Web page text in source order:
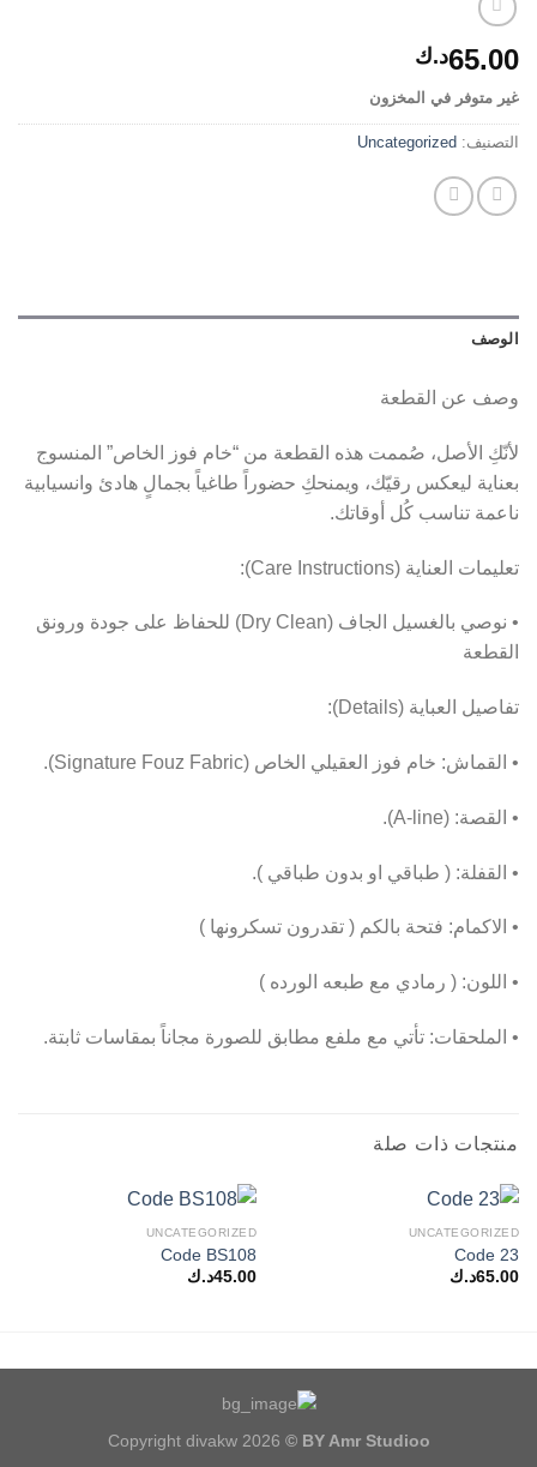
65.00د.ك
غير متوفر في المخزون
التصنيف: Uncategorized
الوصف
وصف عن القطعة
لأنّكِ الأصل، صُممت هذه القطعة من “خام فوز الخاص” المنسوج
بعناية ليعكس رقيّك، ويمنحكِ حضوراً طاغياً بجمالٍ هادئ وانسيابية
ناعمة تناسب كُل أوقاتك.
تعليمات العناية (Care Instructions):
• نوصي بالغسيل الجاف (Dry Clean) للحفاظ على جودة ورونق
القطعة
تفاصيل العباية (Details):
• القماش: خام فوز العقيلي الخاص (Signature Fouz Fabric).
• القصة: (A-line).
• القفلة: ( طباقي او بدون طباقي ).
• الاكمام: فتحة بالكم ( تقدرون تسكرونها )
• اللون: ( رمادي مع طبعه الورده )
• الملحقات: تأتي مع ملفع مطابق للصورة مجاناً بمقاسات ثابتة.
منتجات ذات صلة
UNCATEGORIZED
Code 23
65.00د.ك
UNCATEGORIZED
Code BS108
45.00د.ك
Copyright divakw 2026 © BY Amr Studioo